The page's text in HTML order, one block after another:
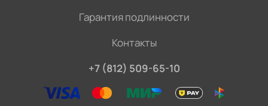
Гарантия подлинности
Контакты
+7 (812) 509-65-10